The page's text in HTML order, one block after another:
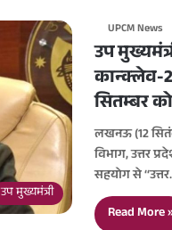
उप मुख्यमंत्री
UPCM News
उप
कान्क्लेव-
सितम्बर को
लखनऊ (12
विभाग, उत्तर
सहयोग से
Read More